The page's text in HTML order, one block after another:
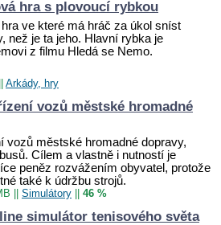
hra s plovoucí rybkou
ve které má hráč za úkol sníst
než je ta jeho. Hlavní rybka je
z filmu Hledá se Nemo.
Arkády, hry
vozů městské hromadné
vozů městské hromadné dopravy,
Cílem a vlastně i nutností je
peněz rozvážením obyvatel, protože
také k údržbu strojů.
Simulátory 46 %
simulátor tenisového světa